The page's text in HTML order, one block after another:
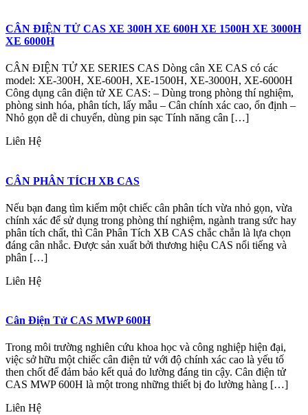
CÂN ĐIỆN TỬ CAS XE 300H XE 600H XE 1500H XE 3000H
XE 6000H
CÂN ĐIỆN TỬ XE SERIES CAS Dòng cân XE CAS có các
model: XE-300H, XE-600H, XE-1500H, XE-3000H, XE-6000H
Công dụng cân điện tử XE CAS: – Dùng trong phòng thí nghiệm,
phòng sinh hóa, phân tích, lấy mẫu – Cân chính xác cao, ổn định –
Nhỏ gọn dễ di chuyển, dùng pin sạc Tính năng cân […]
Liên Hệ
CÂN PHÂN TÍCH XB CAS
Nếu bạn đang tìm kiếm một chiếc cân phân tích vừa nhỏ gọn, vừa
chính xác để sử dụng trong phòng thí nghiệm, ngành trang sức hay
phân tích chất, thì Cân Phân Tích XB CAS chắc chắn là lựa chọn
đáng cân nhắc. Được sản xuất bởi thương hiệu CAS nổi tiếng và
phân […]
Liên Hệ
Cân Điện Tử CAS MWP 600H
Trong môi trường nghiên cứu khoa học và công nghiệp hiện đại,
việc sở hữu một chiếc cân điện tử với độ chính xác cao là yếu tố
then chốt để đảm bảo kết quả đo lường đáng tin cậy. Cân điện tử
CAS MWP 600H là một trong những thiết bị đo lường hàng […]
Liên Hệ